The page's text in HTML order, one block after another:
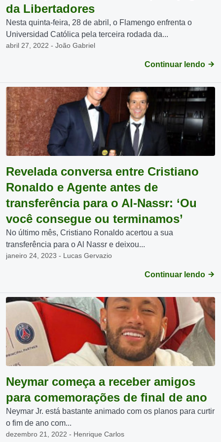
da Libertadores
Nesta quinta-feira, 28 de abril, o Flamengo enfrenta o
Universidad Católica pela terceira rodada da...
abril 27, 2022 - João Gabriel
Continuar lendo
Revelada conversa entre Cristiano
Ronaldo e Agente antes de
transferência para o Al-Nassr: ‘Ou
você consegue ou terminamos’
No último mês, Cristiano Ronaldo acertou a sua
transferência para o Al Nassr e deixou...
janeiro 24, 2023 - Lucas Gervazio
Continuar lendo
Neymar começa a receber amigos
para comemorações de final de ano
Neymar Jr. está bastante animado com os planos para curtir
o fim de ano com...
dezembro 21, 2022 - Henrique Carlos